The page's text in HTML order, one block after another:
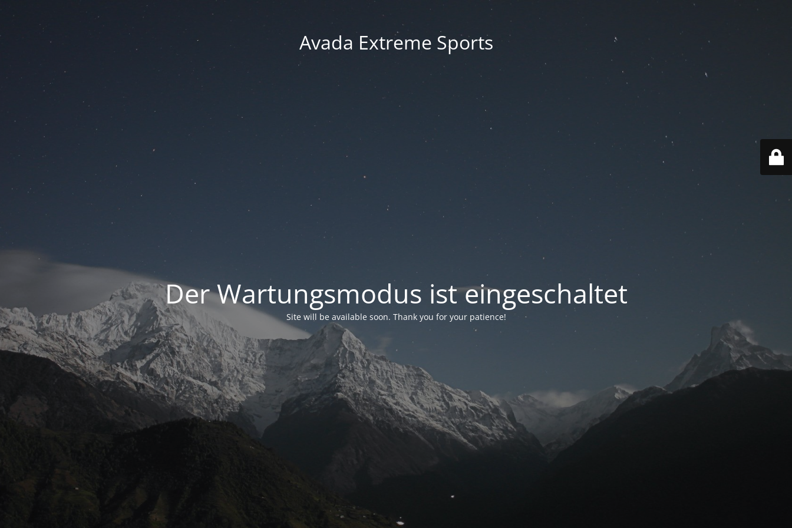
Avada Extreme Sports
Der Wartungsmodus ist eingeschaltet
Site will be available soon. Thank you for your patience!